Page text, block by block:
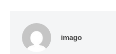
imago